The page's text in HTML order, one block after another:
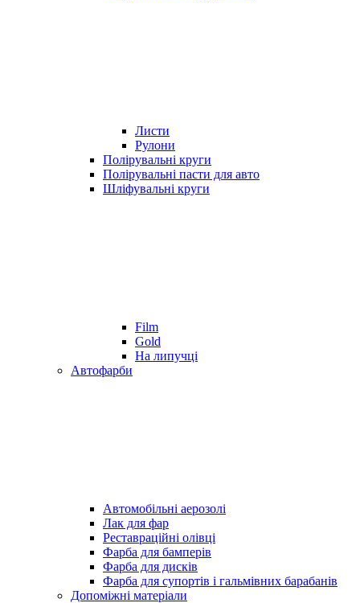
Листи
Рулони
Полірувальні круги
Полірувальні пасти для авто
Шліфувальні круги
Film
Gold
На липучці
Автофарби
Автомобільні аерозолі
Лак для фар
Реставраційні олівці
Фарба для бамперів
Фарба для дисків
Фарба для супортів і гальмівних барабанів
Допоміжні матеріали